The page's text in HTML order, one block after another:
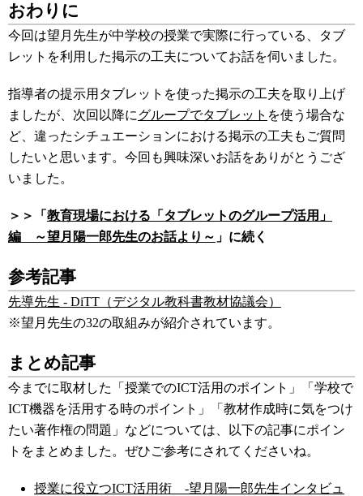
おわりに
今回は望月先生が中学校の授業で実際に行っている、タブ
レットを利用した掲示の工夫についてお話を伺いました。
指導者の提示用タブレットを使った掲示の工夫を取り上げ
ましたが、次回以降にグループでタブレット を使う場合な
ど、違ったシチュエーションにおける掲示の工夫もご質問
したいと思います。今回も興味深いお話をありがとうござ
いました。
＞＞「 教育現場における「タブレットのグループ活用」
編 ～望月陽一郎先生のお話より～ 」に続く
参考記事
先導先生 - DiTT（デジタル教科書教材協議会）
※望月先生の32の取組みが紹介されています。
まとめ記事
今までに取材した「授業でのICT活用のポイント」「学校で
ICT機器を活用する時のポイント」「教材作成時に気をつけ
たい著作権の問題」などについては、以下の記事にポイン
トをまとめました。ぜひご参考にされてくださいね。
授業に役立つICT活用術 ‐望月陽一郎先生インタビュ